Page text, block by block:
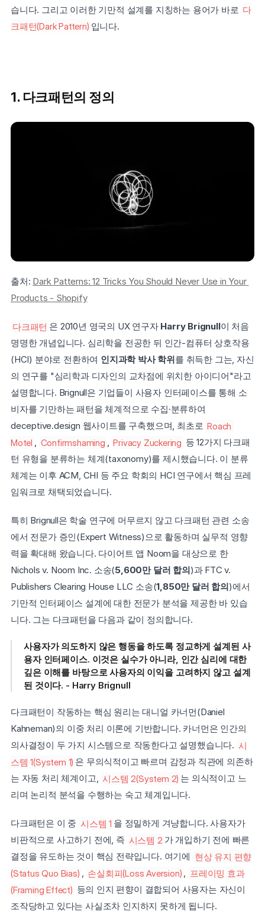
습니다. 그리고 이러한 기만적 설계를 지칭하는 용어가 바로 다
크패턴(Dark Pattern) 입니다.
1. 다크패턴의 정의
출처: Dark Patterns: 12 Tricks You Should Never Use in Your
Products - Shopify
다크패턴 은 2010년 영국의 UX 연구자 Harry Brignull이 처음
명명한 개념입니다. 심리학을 전공한 뒤 인간-컴퓨터 상호작용
(HCI) 분야로 전환하여 인지과학 박사 학위를 취득한 그는, 자신
의 연구를 "심리학과 디자인의 교차점에 위치한 아이디어"라고
설명합니다. Brignull은 기업들이 사용자 인터페이스를 통해 소
비자를 기만하는 패턴을 체계적으로 수집·분류하여
deceptive.design 웹사이트를 구축했으며, 최초로 Roach
Motel , Confirmshaming , Privacy Zuckering 등 12가지 다크패
턴 유형을 분류하는 체계(taxonomy)를 제시했습니다. 이 분류
체계는 이후 ACM, CHI 등 주요 학회의 HCI 연구에서 핵심 프레
임워크로 채택되었습니다.
특히 Brignull은 학술 연구에 머무르지 않고 다크패턴 관련 소송
에서 전문가 증인(Expert Witness)으로 활동하며 실무적 영향
력을 확대해 왔습니다. 다이어트 앱 Noom을 대상으로 한
Nichols v. Noom Inc. 소송(5,600만 달러 합의)과 FTC v.
Publishers Clearing House LLC 소송(1,850만 달러 합의)에서
기만적 인터페이스 설계에 대한 전문가 분석을 제공한 바 있습
니다. 그는 다크패턴을 다음과 같이 정의합니다.
사용자가 의도하지 않은 행동을 하도록 정교하게 설계된 사
용자 인터페이스. 이것은 실수가 아니라, 인간 심리에 대한
깊은 이해를 바탕으로 사용자의 이익을 고려하지 않고 설계
된 것이다. - Harry Brignull
다크패턴이 작동하는 핵심 원리는 대니얼 카너먼(Daniel
Kahneman)의 이중 처리 이론에 기반합니다. 카너먼은 인간의
의사결정이 두 가지 시스템으로 작동한다고 설명했습니다. 시
스템 1(System 1) 은 무의식적이고 빠르며 감정과 직관에 의존하
는 자동 처리 체계이고, 시스템 2(System 2) 는 의식적이고 느
리며 논리적 분석을 수행하는 숙고 체계입니다.
다크패턴은 이 중 시스템 1 을 정밀하게 겨냥합니다. 사용자가
비판적으로 사고하기 전에, 즉 시스템 2 가 개입하기 전에 빠른
결정을 유도하는 것이 핵심 전략입니다. 여기에 현상 유지 편향
(Status Quo Bias) , 손실회피(Loss Aversion) , 프레이밍 효과
(Framing Effect) 등의 인지 편향이 결합되어 사용자는 자신이
조작당하고 있다는 사실조차 인지하지 못하게 됩니다.